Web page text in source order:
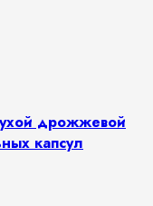
дрожжевой
капсул